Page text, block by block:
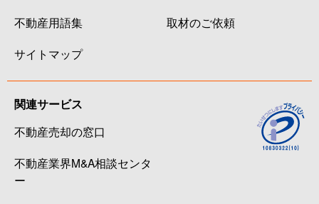
不動産用語集
サイトマップ
取材のご依頼
関連サービス
不動産売却の窓口
不動産業界M&A相談センタ
ー